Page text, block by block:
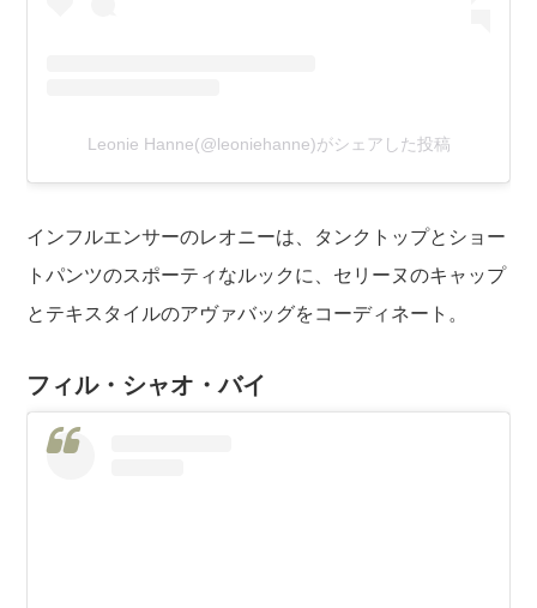
Leonie Hanne(@leoniehanne)がシェアした投稿
インフルエンサーのレオニーは、タンクトップとショー
トパンツのスポーティなルックに、セリーヌのキャップ
とテキスタイルのアヴァバッグをコーディネート。
フィル・シャオ・バイ